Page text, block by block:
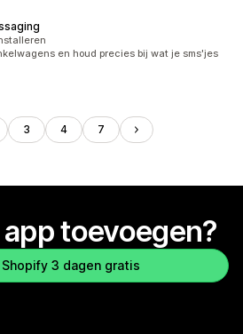
en houd precies bij wat je sms'jes
3 4 7
toevoegen?
3 dagen gratis